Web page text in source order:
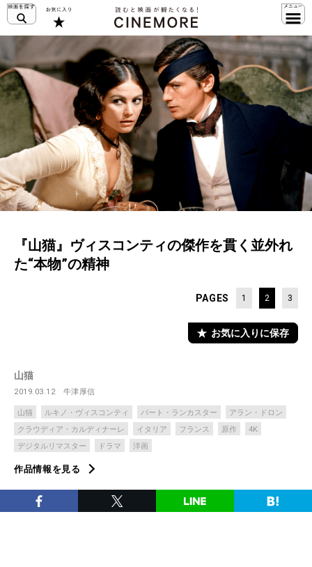
『山猫』ヴィスコンティの傑作を貫く並外れ
た“本物”の精神
PAGES 1 2 3
お気に入りに保存
山猫
2019.03.12 牛津厚信
山猫 ルキノ・ヴィスコンティ バート・ランカスター
アラン・ドロン
クラウディア・カルディナーレ
イタリア フランス 原作
4K
デジタルリマスター
ドラマ 洋画
作品情報を見る